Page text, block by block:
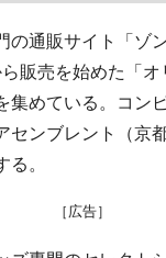
通販サイト「ゾ
販売を始めた「
集めている。コン
センブレント（京
。
［広告］